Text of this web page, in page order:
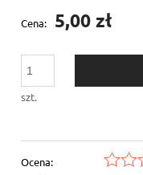
Cena: 5,00 zł
szt.
Ocena: